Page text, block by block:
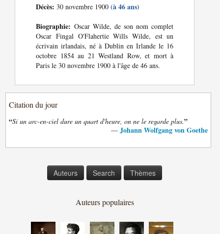
Décès: 30 novembre 1900(à 46 ans)
Biographie: Oscar Wilde, de son nom complet
Oscar Fingal O'Flahertie Wills Wilde, est un
écrivain irlandais, né à Dublin en Irlande le 16
octobre 1854 au 21 Westland Row, et mort à
Paris le 30 novembre 1900 à l'âge de 46 ans.
Citation du jour
“Si un arc-en-ciel dure un quart d'heure, on ne le regarde plus.”
— Johann Wolfgang von Goethe
Auteurs Search Thèmes
Auteurs populaires